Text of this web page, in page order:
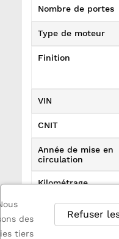
Nombre de portes
Type de moteur
Finition
VIN
CNIT
Année de mise en
circulation
Kilométrage
Références
État
des
tiers
Refuser